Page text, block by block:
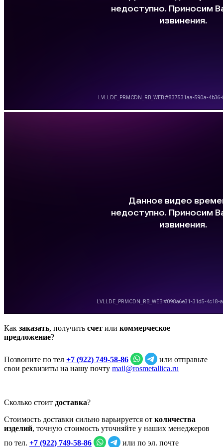
Как заказать, получить счет или коммерческое
предложение?
Позвоните по тел +7 (922) 749‑58‑86
или отправьте
свои реквизиты на нашу почту mail@rosmetallica.ru
Сколько стоит доставка?
Стоимость доставки сильно варьируется от количества
изделий, точную стоимость уточняйте у наших менеджеров
по тел. +7 (922) 749‑58‑86 или по эл. почте